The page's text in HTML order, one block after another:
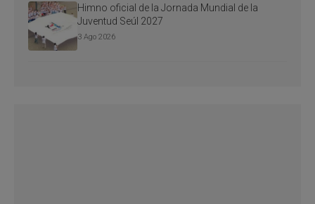
Himno oficial de la Jornada Mundial de la
Juventud Seúl 2027
3 Ago 2026